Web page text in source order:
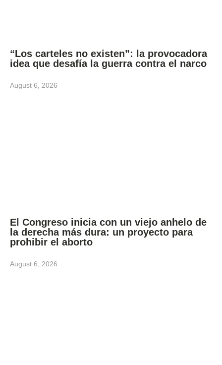
“Los carteles no existen”: la provocadora
idea que desafía la guerra contra el narco
August 6, 2026
El Congreso inicia con un viejo anhelo de
la derecha más dura: un proyecto para
prohibir el aborto
August 6, 2026